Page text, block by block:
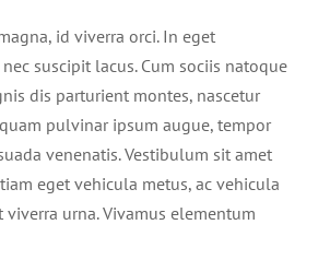
id viverra orci. In eget
suscipit lacus. Cum sociis natoque
dis parturient montes, nascetur
pulvinar ipsum augue, tempor
venenatis. Vestibulum sit amet
eget vehicula metus, ac vehicula
viverra urna. Vivamus elementum